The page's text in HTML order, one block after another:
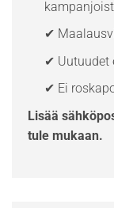
✔
✔ Uutuudet
✔ Ei
Lisää
tule mukaan.